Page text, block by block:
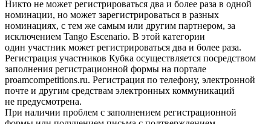
Никто не может регистрироваться два и более раза в одной
номинации, но может зарегистрироваться в разных
номинациях, с тем же самым или другим партнером, за
исключением Tango Escenario. В этой категории
один участник может регистрироваться два и более раза.
Регистрация участников Кубка осуществляется посредством
заполнения регистрационной формы на портале
proamcompetitions.ru. Регистрация по телефону, электронной
почте и другим средствам электронных коммуникаций
не предусмотрена.
При наличии проблем с заполнением регистрационной